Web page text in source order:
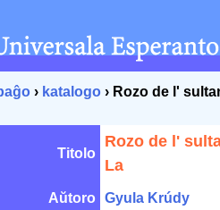
› katalogo › Rozo de l'
Titolo
Rozo de l'
La
Aŭtoro Gyula Krúdy